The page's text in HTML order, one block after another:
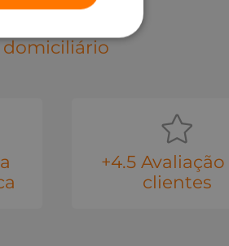
domiciliário
+4.5
clientes